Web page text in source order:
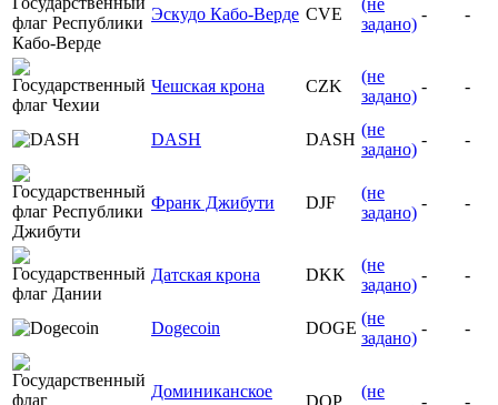
Эскудо Кабо-Верде CVE
задано)
- -
Чешская крона CZK
(не
задано)
- -
DASH DASH
(не
задано)
- -
Франк Джибути DJF
(не
задано)
- -
Датская крона DKK
(не
задано)
- -
Dogecoin DOGE
(не
задано)
- -
Доминиканское
DOP
(не
- -